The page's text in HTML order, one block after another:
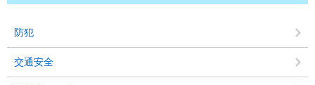
防犯
交通安全